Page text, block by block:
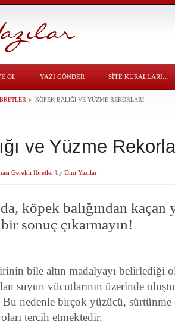
OL YAZI GÖNDER SITE KURALLARI…
KÖPEK BALIĞI VE YÜZME REKORLARI
ve Yüzme
Gerekli İbretler by Dini Yazilar
köpek balığından
sonuç çıkarmayın!
bile altın madalyayı belirlediği
suyun vücutlarının üzerinde
nedenle birçok yüzücü, sürtünme
tercih etmektedir.